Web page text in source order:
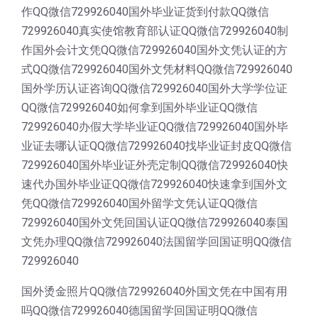
作QQ微信729926040国外毕业证货到付款QQ微信
729926040真实使馆教育部认证QQ微信729926040制
作国外会计文凭QQ微信729926040国外文凭认证的方
式QQ微信729926040国外文凭材料QQ微信729926040
国外学历认证咨询QQ微信729926040国外大学学位证
QQ微信729926040如何拿到国外毕业证QQ微信
729926040办假大学毕业证QQ微信729926040国外毕
业证去哪认证QQ微信729926040找毕业证封皮QQ微信
729926040国外毕业证外壳定制QQ微信729926040快
速代办国外毕业证QQ微信729926040快速拿到国外文
凭QQ微信729926040国外留学文凭认证QQ微信
729926040国外文凭回国认证QQ微信729926040泰国
文凭办理QQ微信729926040法国留学回国证明QQ微信
729926040
国外烫金照片QQ微信729926040外国文凭在中国有用
吗QQ微信729926040德国留学回国证明QQ微信